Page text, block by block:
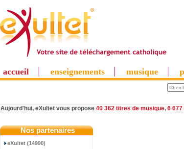
accueil enseignements musique
Aujourd'hui, eXultet vous propose 40 362 titres de musique, 6
Nos partenaires
eXultet (14990)